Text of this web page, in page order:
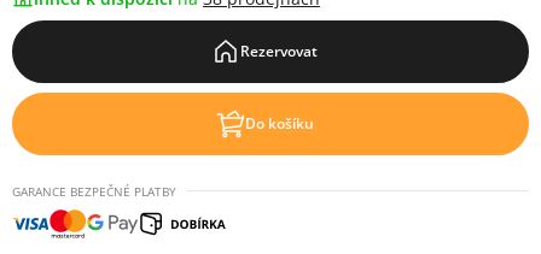
Rezervovat
Do košíku
GARANCE BEZPEČNÉ PLATBY